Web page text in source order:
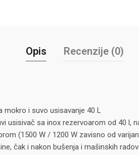
Opis Recenzije (0)
mokro i suvo usisavanje 40 L
usisivač sa inox rezervoarom od 40 l,
(1500 W / 1200 W zavisno od
čak i nakon bušenja i mašinskih